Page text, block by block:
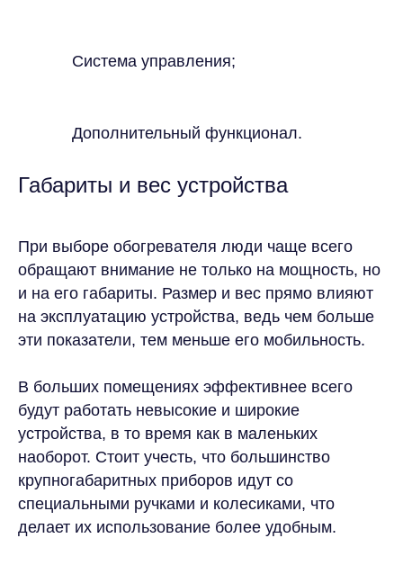
Система управления;
Дополнительный функционал.
Габариты и вес устройства
При выборе обогревателя люди чаще всего
обращают внимание не только на мощность, но
и на его габариты. Размер и вес прямо влияют
на эксплуатацию устройства, ведь чем больше
эти показатели, тем меньше его мобильность.
В больших помещениях эффективнее всего
будут работать невысокие и широкие
устройства, в то время как в маленьких
наоборот. Стоит учесть, что большинство
крупногабаритных приборов идут со
специальными ручками и колесиками, что
делает их использование более удобным.